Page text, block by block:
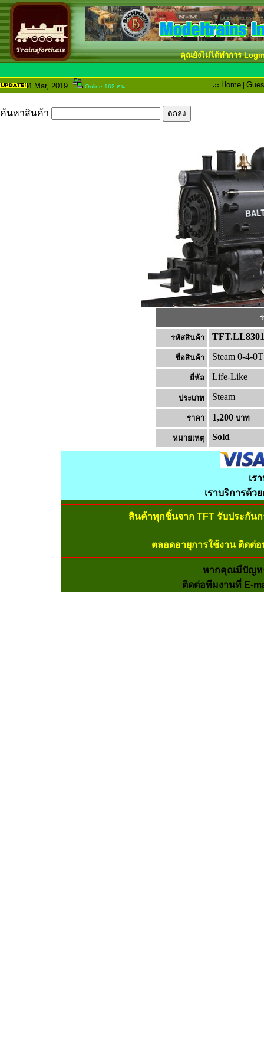
คุณยังไม่ได้ทำการ
4 Mar, 2019 Online 162 คน .:: Home |
ค้นหาสินค้า
รหัสสินค้า TFT.LL8301
ชื่อสินค้า Steam 0-4-
ยี่ห้อ Life-Like
ประเภท Steam
ราคา 1,200 บาท
หมายเหต Sold
เร
เราบริการด้ว
สินค้าทุกชิ้นจาก TFT รับประกัน
ตลอดอายุการใช้งาน ติดต่
หากคุณมีปัญห
ติดต่อทีมงานที่ E-